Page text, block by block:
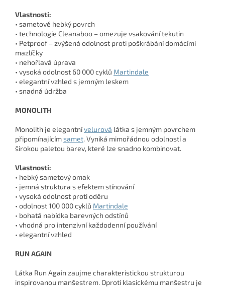
Vlastnosti:
• sametově hebký povrch
• technologie Cleanaboo – omezuje vsakování tekutin
• Petproof – zvýšená odolnost proti poškrábání domácími
mazlíčky
• nehořlavá úprava
• vysoká odolnost 60 000 cyklů Martindale
• elegantní vzhled s jemným leskem
• snadná údržba
MONOLITH
Monolith je elegantnívelurová látka s jemným povrchem
připomínajícímsamet. Vyniká mimořádnou odolností a
širokou paletou barev, které lze snadno kombinovat.
Vlastnosti:
• hebký sametový omak
• jemná struktura s efektem stínování
• vysoká odolnost proti oděru
• odolnost 100 000 cyklů Martindale
• bohatá nabídka barevných odstínů
• vhodná pro intenzivní každodenní používání
• elegantní vzhled
RUN AGAIN
Látka Run Again zaujme charakteristickou strukturou
inspirovanou manšestrem. Oproti klasickému manšestru je